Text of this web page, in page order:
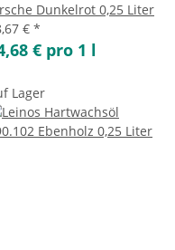
Dunkelrot 0,25 Liter
€ *
€ pro 1 l
Lager